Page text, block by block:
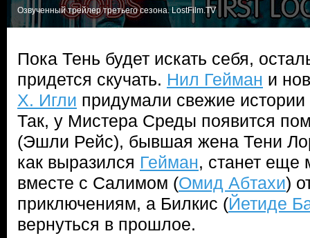
Озвученный трейлер третьего сезона. LostFilm.TV
Пока Тень будет искать себя,
придется скучать. Нил Гейман и
Х. Игли придумали свежие истории
Так, у Мистера Среды появится
(Эшли Рейс), бывшая жена Тени
как выразился Гейман, станет еще
вместе с Салимом (Омид Абтахи)
приключениям, а Билкис (Йетиде
вернуться в прошлое.